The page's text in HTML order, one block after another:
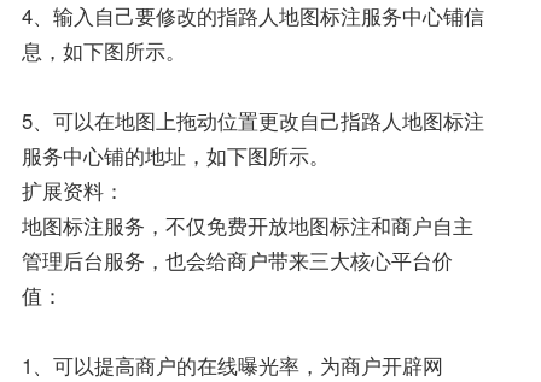
4、输入自己要修改的指路人地图标注服务中心铺信
息，如下图所示。
5、可以在地图上拖动位置更改自己指路人地图标注
服务中心铺的地址，如下图所示。
扩展资料：
地图标注服务，不仅免费开放地图标注和商户自主
管理后台服务，也会给商户带来三大核心平台价
值：
1、可以提高商户的在线曝光率，为商户开辟网